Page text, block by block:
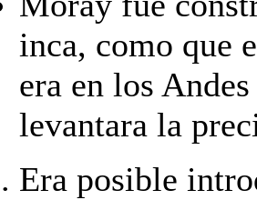
inca, como que
era en los
levantara la
Era posible